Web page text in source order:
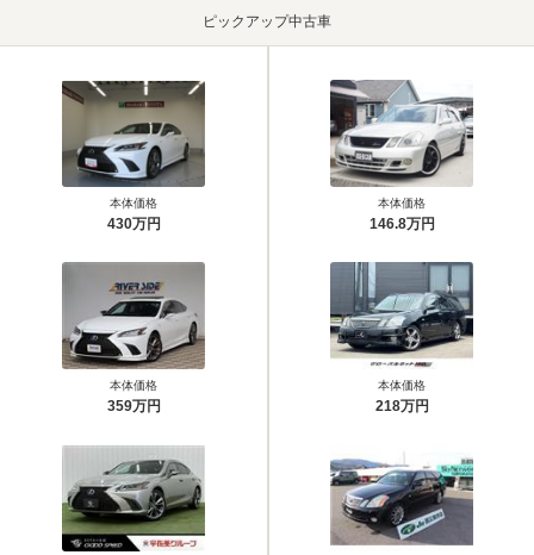
ピックアップ中古車
本体価格
430万円
本体価格
359万円
本体価格
146.8万円
本体価格
218万円